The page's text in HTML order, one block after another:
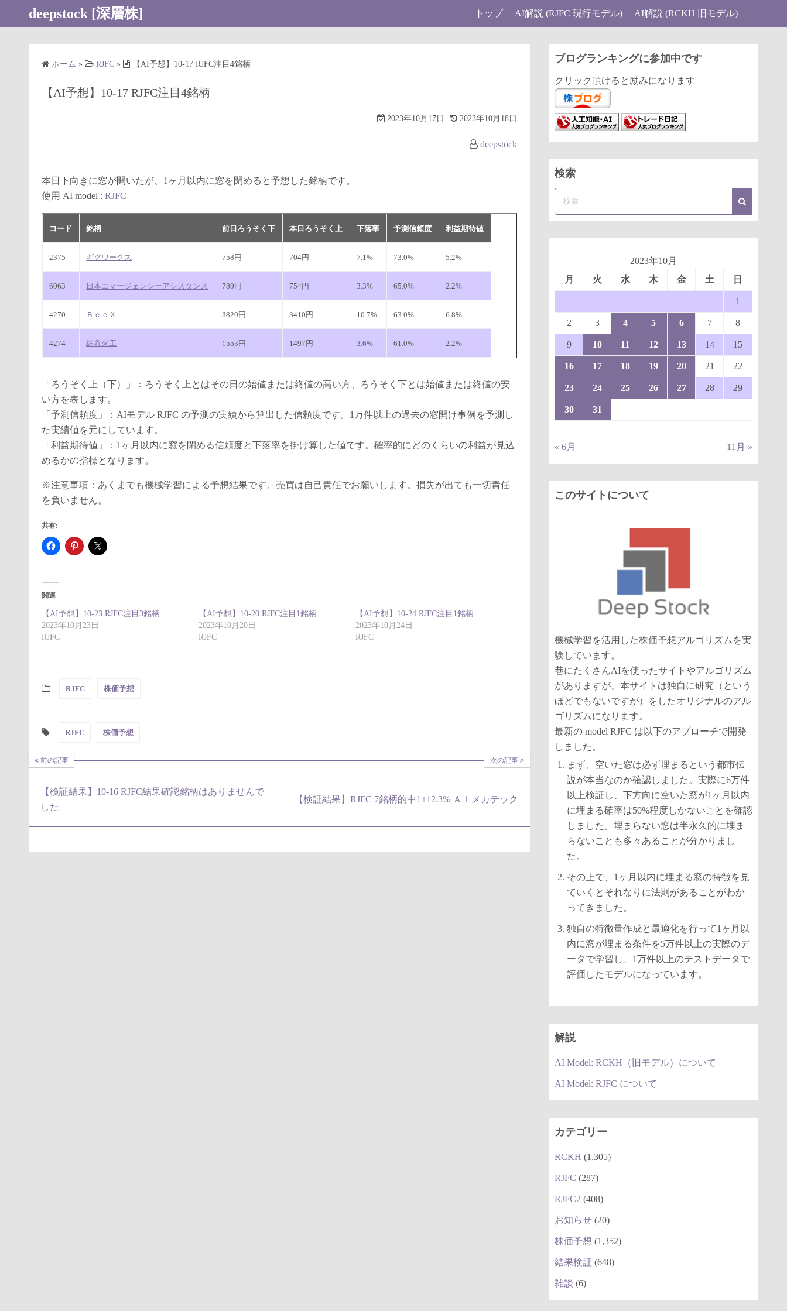
deepstock [深層株] トップ AI解説 (RJFC 現行モデル) AI解説 (RCKH 旧モデル)
ホーム » RJFC » 【AI予想】10-17 RJFC注目4銘柄
【AI予想】10-17 RJFC注目4銘柄
2023年10月17日 2023年10月18日
deepstock
本日下向きに窓が開いたが、1ヶ月以内に窓を閉めると予想した銘柄です。
使用 AI model : RJFC
コード 銘柄 前日ろうそく下 本日ろうそく上 下落率 予測信頼度 利益期待値
2375 ギグワークス 758円 704円 7.1% 73.0% 5.2%
6063 日本エマージェンシーアシスタンス 780円 754円 3.3% 65.0% 2.2%
4270 ＢｅｅＸ 3820円 3410円 10.7% 63.0% 6.8%
4274 細谷火工 1553円 1497円 3.6% 61.0% 2.2%
「ろうそく上（下）」：ろうそく上とはその日の始値または終値の高い方、ろうそく下とは始値または終値の安
い方を表します。
「予測信頼度」：AIモデル RJFC の予測の実績から算出した信頼度です。1万件以上の過去の窓開け事例を予測し
た実績値を元にしています。
「利益期待値」：1ヶ月以内に窓を閉める信頼度と下落率を掛け算した値です。確率的にどのくらいの利益が見込
めるかの指標となります。
※注意事項：あくまでも機械学習による予想結果です。売買は自己責任でお願いします。損失が出ても一切責任
を負いません。
共有:
関連
【AI予想】10-23 RJFC注目3銘柄
2023年10月23日
RJFC
【AI予想】10-20 RJFC注目1銘柄
2023年10月20日
RJFC
【AI予想】10-24 RJFC注目1銘柄
2023年10月24日
RJFC
RJFC 株価予想
RJFC 株価予想
前の記事
【検証結果】10-16 RJFC結果確認銘柄はありませんで
した
次の記事
【検証結果】RJFC 7銘柄的中! ↑12.3% ＡＩメカテック
ブログランキングに参加中です
クリック頂けると励みになります
検索
2023年10月
月
火 水 木 金 土 日
1
2 3 4 5 6 7 8
9 10 11 12 13 14 15
16 17 18 19 20 21 22
23 24 25 26 27 28 29
30 31
« 6月 11月 »
このサイトについて
機械学習を活用した株価予想アルゴリズムを実
験しています。
巷にたくさんAIを使ったサイトやアルゴリズム
がありますが、本サイトは独自に研究（という
ほどでもないですが）をしたオリジナルのアル
ゴリズムになります。
最新の model RJFC は以下のアプローチで開発
しました。
まず、空いた窓は必ず埋まるという都市伝
説が本当なのか確認しました。実際に6万件
以上検証し、下方向に空いた窓が1ヶ月以内
に埋まる確率は50%程度しかないことを確認
しました。埋まらない窓は半永久的に埋ま
らないことも多々あることが分かりまし
た。
その上で、1ヶ月以内に埋まる窓の特徴を見
ていくとそれなりに法則があることがわか
ってきました。
独自の特徴量作成と最適化を行って1ヶ月以
内に窓が埋まる条件を5万件以上の実際のデ
ータで学習し、1万件以上のテストデータで
評価したモデルになっています。
解説
AI Model: RCKH（旧モデル）について
AI Model: RJFC について
カテゴリー
RCKH (1,305)
RJFC (287)
RJFC2 (408)
お知らせ (20)
株価予想 (1,352)
結果検証 (648)
雑談 (6)